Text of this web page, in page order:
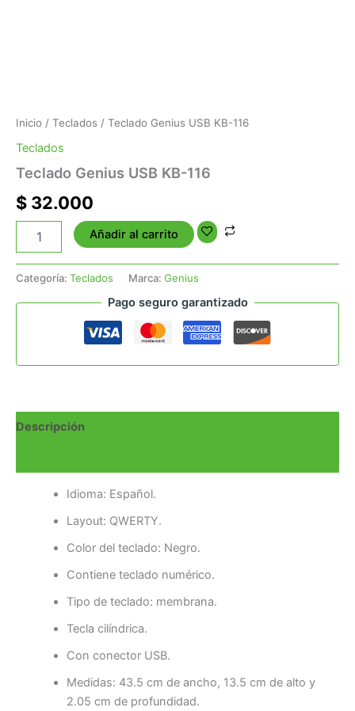
Inicio / Teclados / Teclado Genius USB KB-116
Teclados
Teclado Genius USB KB-116
$ 32.000
Añadir al carrito
Categoría: Teclados Marca: Genius
Pago seguro garantizado
Descripción
Idioma: Español.
Layout: QWERTY.
Color del teclado: Negro.
Contiene teclado numérico.
Tipo de teclado: membrana.
Tecla cilíndrica.
Con conector USB.
Medidas: 43.5 cm de ancho, 13.5 cm de alto y
2.05 cm de profundidad.